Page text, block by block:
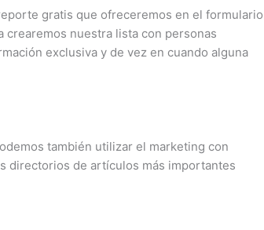
gratis que ofreceremos en el formulario
crearemos nuestra lista con personas
exclusiva y de vez en cuando alguna
también utilizar el marketing con
directorios de artículos más importantes